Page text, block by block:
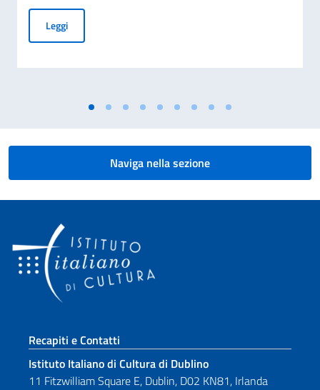
LeggiConferenza dei Direttori e delle Direttrici degli Istituti
Naviga nella sezione
Sezione footer
Recapiti e Contatti
Istituto Italiano di Cultura di Dublino
11 Fitzwilliam Square E, Dublin, D02 KN81, Irlanda